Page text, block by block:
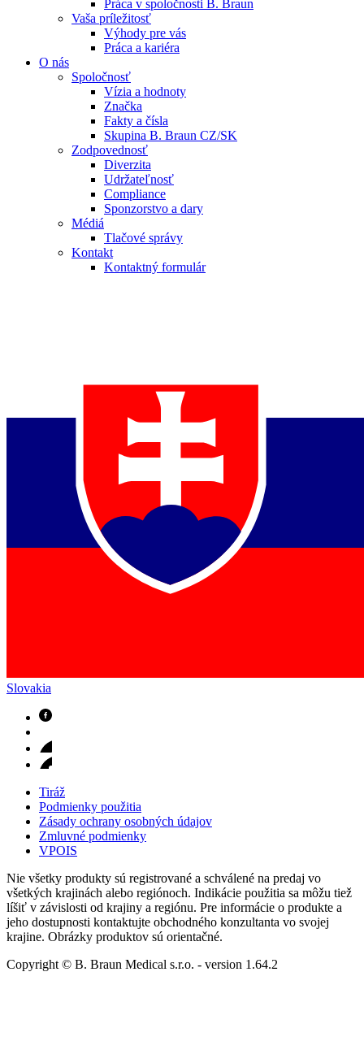
Práca v spoločnosti B. Braun
Vaša príležitosť
Výhody pre vás
Práca a kariéra
O nás
Spoločnosť
Vízia a hodnoty
Značka
Fakty a čísla
Skupina B. Braun CZ/SK
Zodpovednosť
Diverzita
Udržateľnosť
Compliance
Sponzorstvo a dary
Médiá
Tlačové správy
Kontakt
Kontaktný formulár
Slovakia
Tiráž
Podmienky použitia
Zásady ochrany osobných údajov
Zmluvné podmienky
VPOIS
Nie všetky produkty sú registrované a schválené na predaj vo
všetkých krajinách alebo regiónoch. Indikácie použitia sa môžu tiež
líšiť v závislosti od krajiny a regiónu. Pre informácie o produkte a
jeho dostupnosti kontaktujte obchodného konzultanta vo svojej
krajine. Obrázky produktov sú orientačné.
Copyright © B. Braun Medical s.r.o. - version 1.64.2